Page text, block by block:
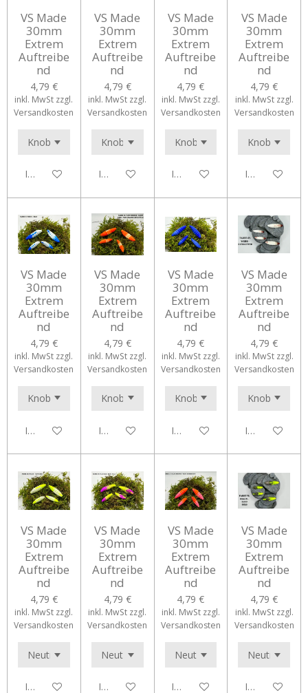
VS Made
30mm
Extrem
Auftreibe
nd
4,79 €
inkl. MwSt zzgl.
Versandkosten
In den Warenkorb
VS Made
30mm
Extrem
Auftreibe
nd
4,79 €
inkl. MwSt zzgl.
Versandkosten
In den Warenkorb
VS Made
30mm
Extrem
Auftreibe
nd
4,79 €
inkl. MwSt zzgl.
Versandkosten
In den Warenkorb
VS Made
30mm
Extrem
Auftreibe
nd
4,79 €
inkl. MwSt zzgl.
Versandkosten
In den
VS Made
30mm
Extrem
Auftreibe
nd
4,79 €
inkl. MwSt zzgl.
Versandkosten
In den Warenkorb
VS Made
30mm
Extrem
Auftreibe
nd
4,79 €
inkl. MwSt zzgl.
Versandkosten
In den Warenkorb
VS Made
30mm
Extrem
Auftreibe
nd
4,79 €
inkl. MwSt zzgl.
Versandkosten
In den Warenkorb
VS Made
30mm
Extrem
Auftreibe
nd
4,79 €
inkl. MwSt zzgl.
Versandkosten
In den
VS Made
30mm
Extrem
Auftreibe
nd
4,79 €
inkl. MwSt zzgl.
Versandkosten
In den Warenkorb
VS Made
30mm
Extrem
Auftreibe
nd
4,79 €
inkl. MwSt zzgl.
Versandkosten
In den Warenkorb
VS Made
30mm
Extrem
Auftreibe
nd
4,79 €
inkl. MwSt zzgl.
Versandkosten
In den Warenkorb
VS Made
30mm
Extrem
Auftreibe
nd
4,79 €
inkl. MwSt zzgl.
Versandkosten
In den